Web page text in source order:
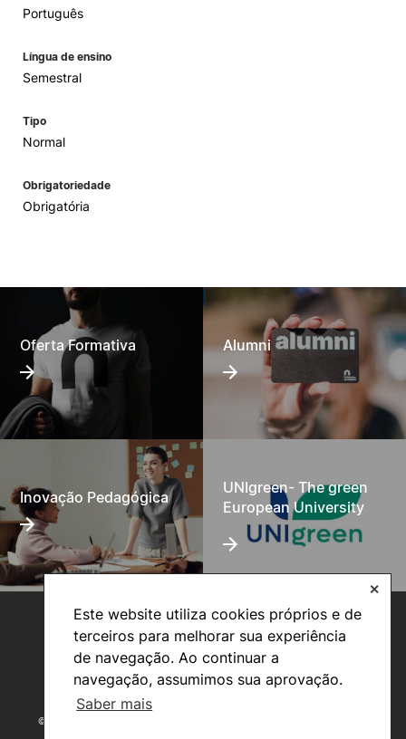
Este website utiliza cookies próprios e de
terceiros para melhorar sua experiência
de navegação. Ao continuar a
navegação, assumimos sua aprovação.
Saber mais
✕
Português
Língua de ensino
Semestral
Tipo
Normal
Obrigatoriedade
Obrigatória
Oferta Formativa Alumni
Inovação Pedagógica
UNIgreen- The green
European University
©2026 Instituto Politécnico de Coimbra. Todos os direitos reservados.